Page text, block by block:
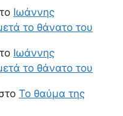
Ιωάννης
το θάνατο του
Ιωάννης
το θάνατο του
Το θαύμα της